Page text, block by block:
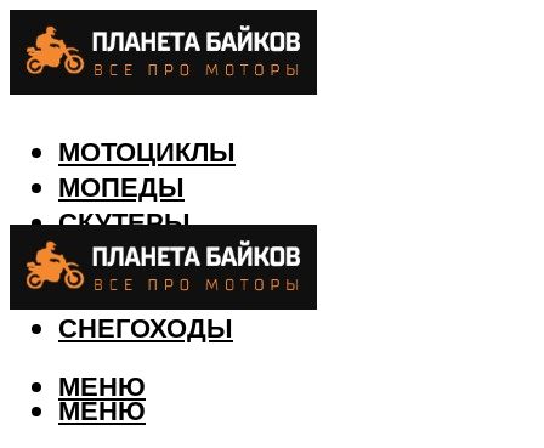
МОТОЦИКЛЫ
МОПЕДЫ
СКУТЕРЫ
КВАДРОЦИКЛЫ
ЛОДКИ
СНЕГОХОДЫ
МЕНЮ
МЕНЮ